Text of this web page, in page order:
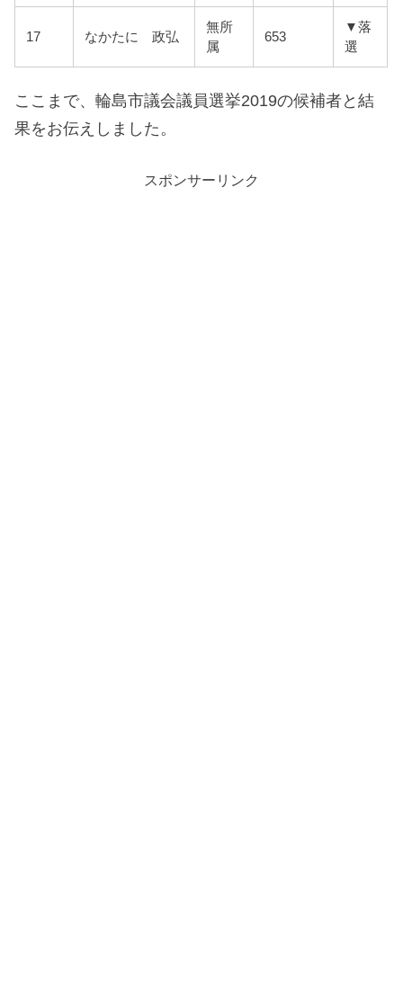
17 なかたに 政弘
無所
属
653
▼落
選
ここまで、輪島市議会議員選挙2019の候補者と結
果をお伝えしました。
スポンサーリンク